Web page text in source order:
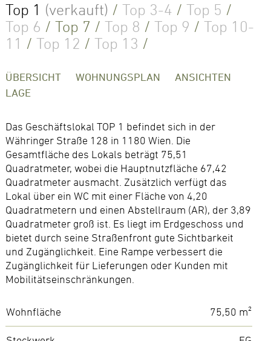
Top 1 (verkauft) / Top 3-4 / Top 5 /
Top 6 / Top 7 / Top 8 / Top 9 / Top 10-
11 / Top 12 / Top 13 /
ÜBERSICHT WOHNUNGSPLAN
ANSICHTEN
LAGE
Das Geschäftslokal TOP 1 befindet sich in der
Währinger Straße 128 in 1180 Wien. Die
Gesamtfläche des Lokals beträgt 75,51
Quadratmeter, wobei die Hauptnutzfläche 67,42
Quadratmeter ausmacht. Zusätzlich verfügt das
Lokal über ein WC mit einer Fläche von 4,20
Quadratmetern und einen Abstellraum (AR), der 3,89
Quadratmeter groß ist. Es liegt im Erdgeschoss und
bietet durch seine Straßenfront gute Sichtbarkeit
und Zugänglichkeit. Eine Rampe verbessert die
Zugänglichkeit für Lieferungen oder Kunden mit
Mobilitätseinschränkungen.
Wohnfläche 75,50 m²